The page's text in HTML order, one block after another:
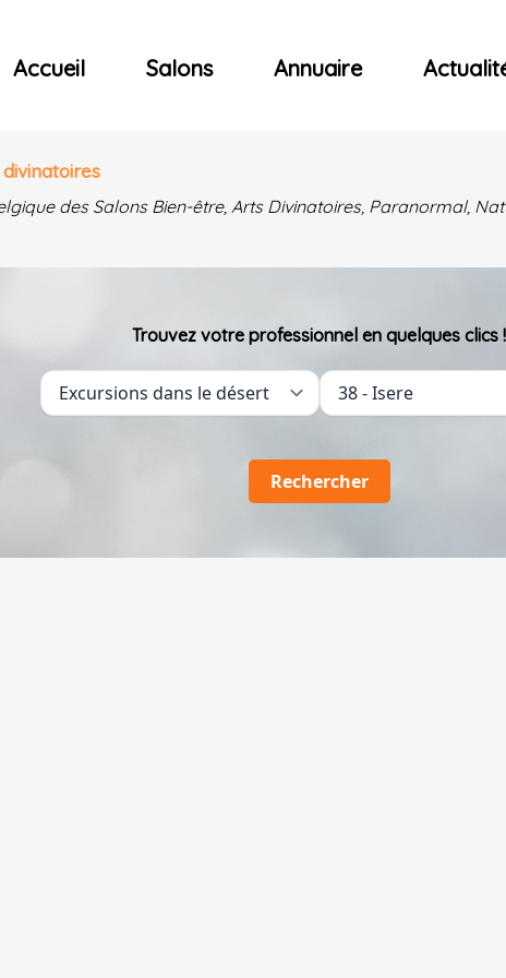
et Concerts
Accueil Salons Annuaire
des Salons Bien-être, Arts Divinatoires, Paranormal,
Trouvez votre professionnel en quelques clics !
Rechercher